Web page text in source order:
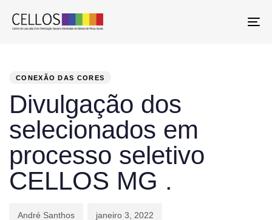
CONEXÃO DAS CORES
Divulgação dos
selecionados em
processo seletivo
CELLOS MG .
André Santhos janeiro 3, 2022